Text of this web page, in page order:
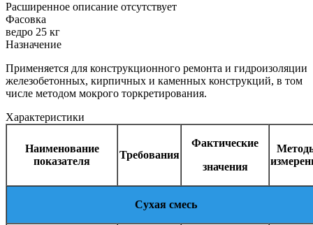
Расширенное описание отсутствует
Фасовка
ведро 25 кг
Назначение
Применяется для конструкционного ремонта и гидроизоляции
железобетонных, кирпичных и каменных конструкций, в том
числе методом мокрого торкретирования.
Характеристики
Наименование
показателя
Требования
Фактические
значения
Сухая смесь